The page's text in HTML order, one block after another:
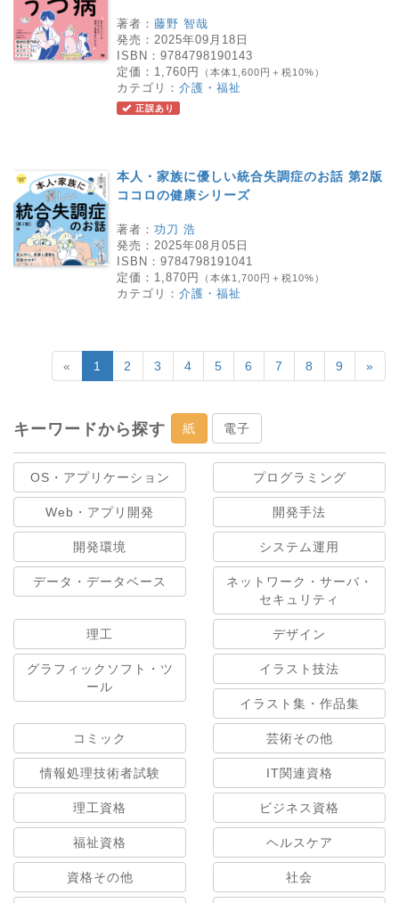
著者： 藤野 智哉
発売： 2025年09月18日
ISBN： 9784798190143
定価： 1,760円 （本体1,600円＋税10%）
カテゴリ： 介護・福祉
正誤あり
本人・家族に優しい統合失調症のお話 第2版
ココロの健康シリーズ
著者： 功刀 浩
発売： 2025年08月05日
ISBN： 9784798191041
定価： 1,870円 （本体1,700円＋税10%）
カテゴリ： 介護・福祉
« 1 2 3 4 5 6 7 8 9 »
キーワードから探す 紙 電子
OS・アプリケーション プログラミング
Web・アプリ開発 開発手法
開発環境 システム運用
データ・データベース
ネットワーク・サーバ・
セキュリティ
理工 デザイン
グラフィックソフト・ツ
ール
イラスト技法
イラスト集・作品集
コミック 芸術その他
情報処理技術者試験 IT関連資格
理工資格 ビジネス資格
福祉資格 ヘルスケア
資格その他 社会